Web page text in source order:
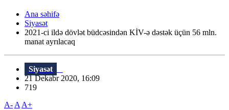
Ana səhifə
Siyasət
2021-ci ildə dövlət büdcəsindən KİV-ə dəstək üçün 56 mln.
manat ayrılacaq
Siyasət
21 Dekabr 2020, 16:09
719
A- A A+